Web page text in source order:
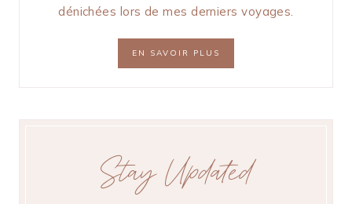
dénichées lors de mes derniers voyages.
EN SAVOIR PLUS
Stay Updated